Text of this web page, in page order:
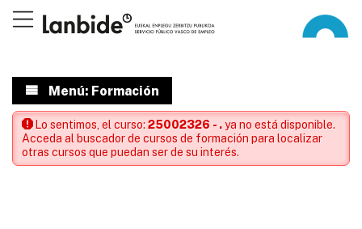
Menú: Formación
Lo sentimos, el curso:25002326 - .ya no está disponible.
Acceda al buscador de cursos de formación para localizar
otras cursos que puedan ser de su interés.